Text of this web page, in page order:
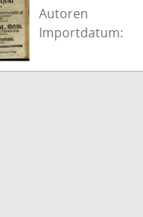
Autoren
Importdatum: